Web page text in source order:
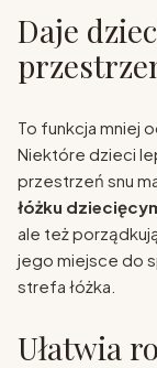
Daje
To funkcja mniej
Niektóre dzieci
przestrzeń snu
łóżku
ale też
jego miejsce do
strefa łóżka.
Ułatwia